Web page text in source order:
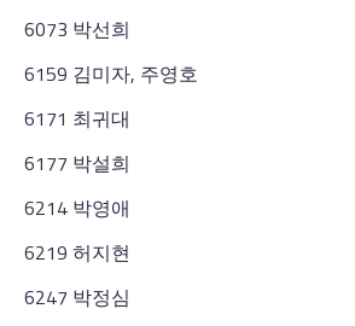
6073 박선희
6159 김미자, 주영호
6171 최귀대
6177 박설희
6214 박영애
6219 허지현
6247 박정심